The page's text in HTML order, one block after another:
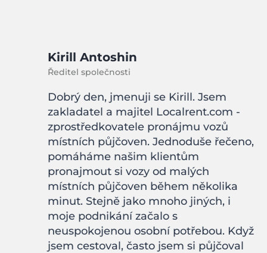
Kirill Antoshin
Ředitel společnosti
Dobrý den, jmenuji se Kirill. Jsem
zakladatel a majitel Localrent.com -
zprostředkovatele pronájmu vozů
místních půjčoven. Jednoduše řečeno,
pomáháme našim klientům
pronajmout si vozy od malých
místních půjčoven během několika
minut. Stejně jako mnoho jiných, i
moje podnikání začalo s
neuspokojenou osobní potřebou. Když
jsem cestoval, často jsem si půjčoval